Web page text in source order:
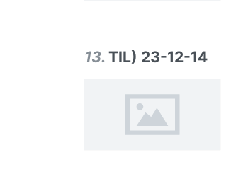
13. TIL) 23-12-14